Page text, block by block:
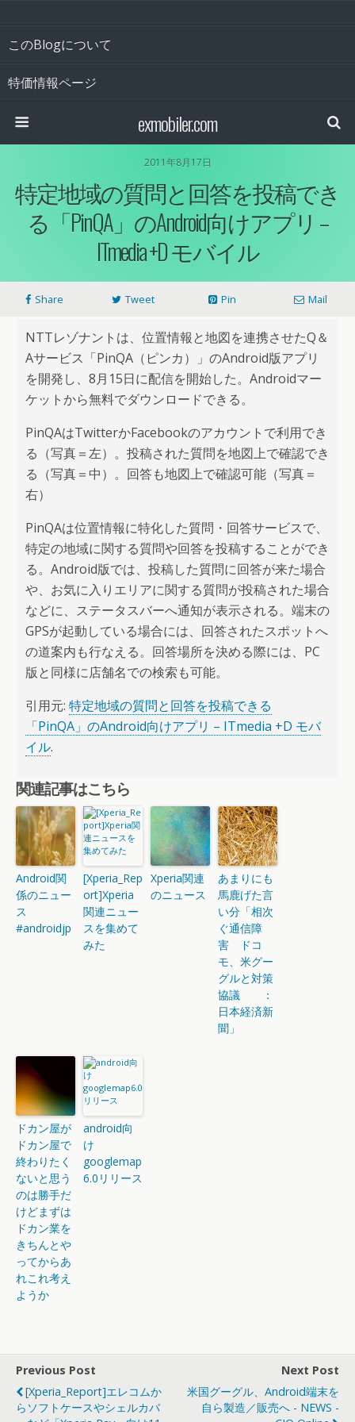
このBlogについて
特価情報ページ
exmobiler.com
2011年8月17日
特定地域の質問と回答を投稿でき
る「PinQA」のAndroid向けアプリ –
ITmedia +D モバイル
Share Tweet Pin Mail
NTTレゾナントは、位置情報と地図を連携させたQ＆
Aサービス「PinQA（ピンカ）」のAndroid版アプリ
を開発し、8月15日に配信を開始した。Androidマー
ケットから無料でダウンロードできる。
PinQAはTwitterかFacebookのアカウントで利用でき
る（写真＝左）。投稿された質問を地図上で確認でき
る（写真＝中）。回答も地図上で確認可能（写真＝
右）
PinQAは位置情報に特化した質問・回答サービスで、
特定の地域に関する質問や回答を投稿することができ
る。Android版では、投稿した質問に回答が来た場合
や、お気に入りエリアに関する質問が投稿された場合
などに、ステータスバーへ通知が表示される。端末の
GPSが起動している場合には、回答されたスポットへ
の道案内も行なえる。回答場所を決める際には、PC
版と同様に店舗名での検索も可能。
引用元: 特定地域の質問と回答を投稿できる
「PinQA」のAndroid向けアプリ – ITmedia +D モバ
イル.
関連記事はこちら
Android関
係のニュー
ス
#androidjp
[Xperia_Rep
ort]Xperia
関連ニュー
スを集めて
みた
Xperia関連
のニュース
あまりにも
馬鹿げた言
い分「相次
ぐ通信障
害 ドコ
モ、米グー
グルと対策
協議 ：
日本経済新
聞」
ドカン屋が
ドカン屋で
終わりたく
ないと思う
のは勝手だ
けどまずは
ドカン業を
きちんとや
ってからあ
れこれ考え
ようか
android向
け
googlemap
6.0リリース
Previous Post
[Xperia_Report]エレコムか
らソフトケースやシェルカバ
Next Post
米国グーグル、Android端末を
自ら製造／販売へ - NEWS -